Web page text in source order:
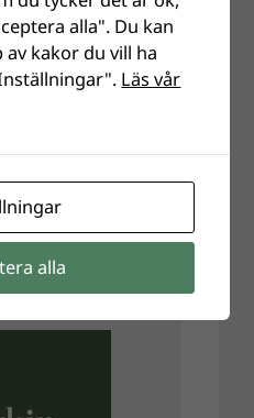
alla". Du kan
kakor du vill ha
Läs vår
alla